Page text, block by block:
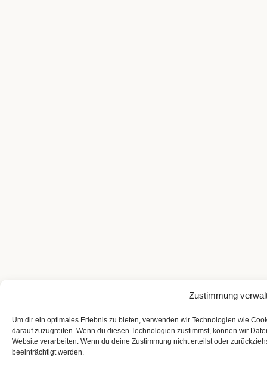
Zustimmung
Um dir ein optimales Erlebnis zu bieten, verwenden wir Technologien wie
darauf zuzugreifen. Wenn du diesen Technologien zustimmst, können wir
Website verarbeiten. Wenn du deine Zustimmung nicht erteilst oder
beeinträchtigt werden.